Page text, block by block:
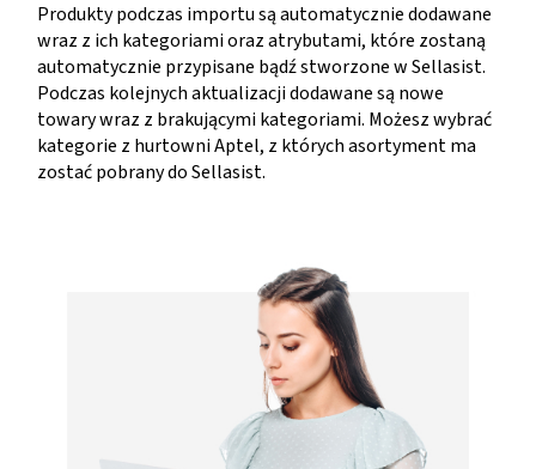
Produkty podczas importu są automatycznie dodawane
wraz z ich kategoriami oraz atrybutami, które zostaną
automatycznie przypisane bądź stworzone w Sellasist.
Podczas kolejnych aktualizacji dodawane są nowe
towary wraz z brakującymi kategoriami. Możesz wybrać
kategorie z hurtowni Aptel, z których asortyment ma
zostać pobrany do Sellasist.